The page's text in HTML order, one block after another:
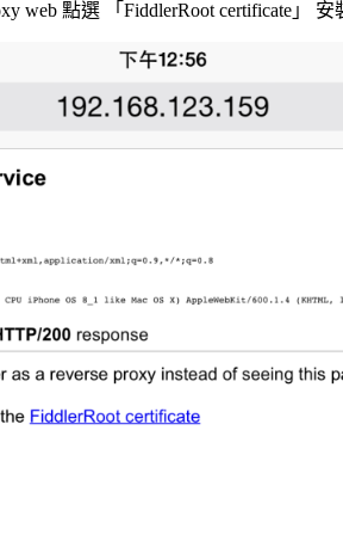
web 點選 「FiddlerRoot certificate」 安